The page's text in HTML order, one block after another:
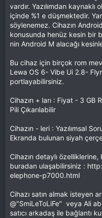
vardır. Yazılımdan
içinde %1 e düşmektedir.
söylenemez. Cihazın
konusunda henüz kesin bir
nin Android M alacağı
Bu cihaz için birçok rom
Lewa OS 6- Vibe Ui 2.8-
portlayabilirsiniz.
Cihazın + ları : Fiyat - 3
Pili Çıkarılabilir
Cihazın - leri : Yazılımsal
Ekranda bulunan siyah
Cihazın detaylı
buradan ulaşabilirsiniz :
elephone-p7000.html
Cihazı satın almak isteyen
@"SmiLeToLiFe" veya Ali
satıcı arkadaş ile bağlantı